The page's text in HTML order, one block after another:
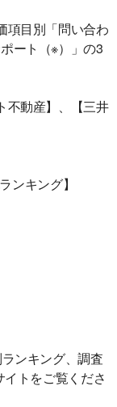
項目別「問い合わ
ート（※）」の3
不動産】、【三井
ンキング】
ンキング、調査
トをご覧くださ